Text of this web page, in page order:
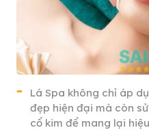
Lá Spa không chỉ áp
đẹp hiện đại mà còn
cổ kim để mang lại